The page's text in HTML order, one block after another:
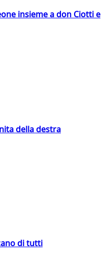
insieme a don Ciotti e
della destra
di tutti